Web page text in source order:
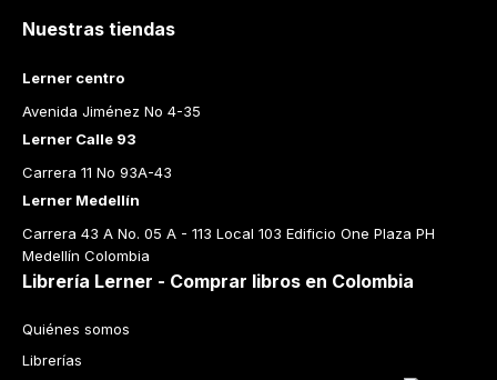
Nuestras tiendas
Lerner centro
Avenida Jiménez No 4-35
Lerner Calle 93
Carrera 11 No 93A-43
Lerner Medellín
Carrera 43 A No. 05 A - 113 Local 103 Edificio One Plaza PH
Medellín Colombia
Librería Lerner - Comprar libros en Colombia
Quiénes somos
Librerías